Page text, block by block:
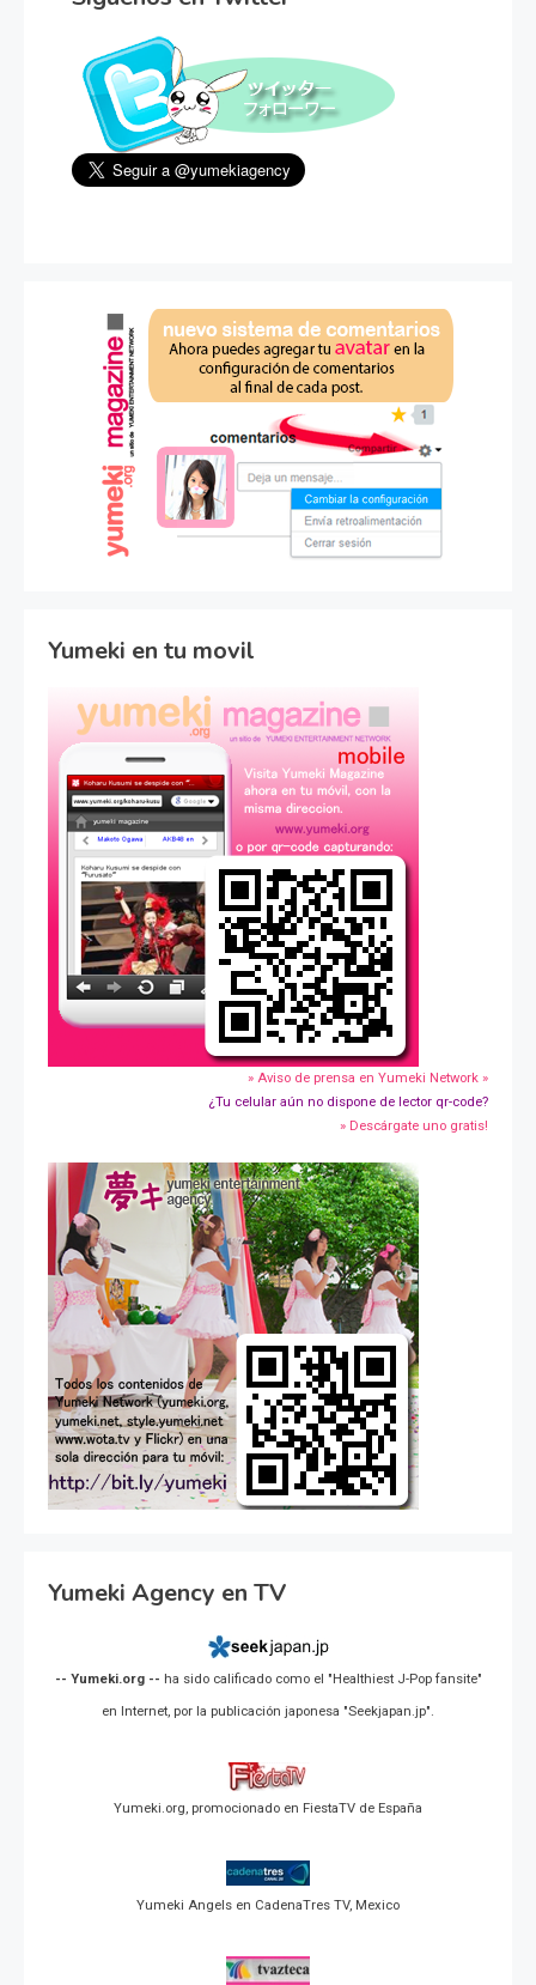
Yumeki en tu movil
» Aviso de prensa en Yumeki Network »
¿Tu celular aún no dispone de lector qr-code?
» Descárgate uno gratis!
Yumeki Agency en TV
-- Yumeki.org -- ha sido calificado como el "Healthiest J-Pop fansite"
en Internet, por la publicación japonesa "Seekjapan.jp".
Yumeki.org, promocionado en FiestaTV de España
Yumeki Angels en CadenaTres TV, Mexico